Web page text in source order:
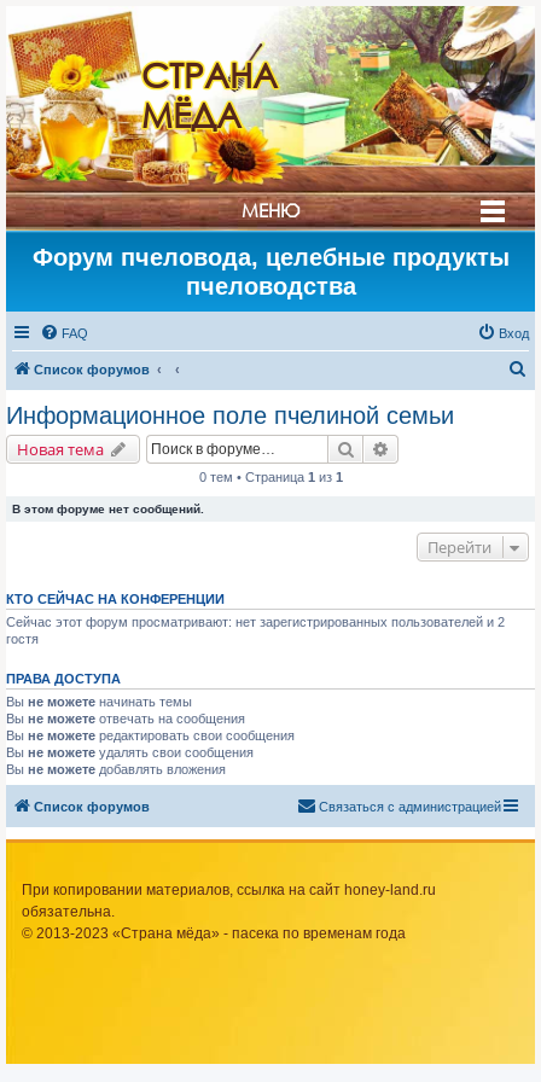
СТРАНА
МЁДА
МЕНЮ
Форум пчеловода, целебные продукты
пчеловодства
FAQ Вход
Список форумов
Информационное поле пчелиной семьи
Новая тема Поиск
0 тем • Страница 1 из 1
В этом форуме нет сообщений.
Перейти
КТО СЕЙЧАС НА КОНФЕРЕНЦИИ
Сейчас этот форум просматривают: нет зарегистрированных пользователей и 2
гостя
ПРАВА ДОСТУПА
Вы не можете начинать темы
Вы не можете отвечать на сообщения
Вы не можете редактировать свои сообщения
Вы не можете удалять свои сообщения
Вы не можете добавлять вложения
Список форумов Связаться с администрацией
При копировании материалов, ссылка на сайт honey-land.ru
обязательна.
© 2013-2023 «Страна мёда» - пасека по временам года